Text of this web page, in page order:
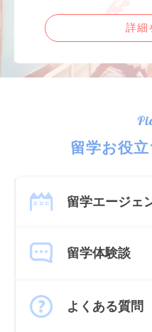
詳細
留学お役
留学エージェ
留学体験談
よくある質問